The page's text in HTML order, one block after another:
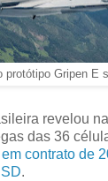
protótipo
revelou
das 36
contrato de
.